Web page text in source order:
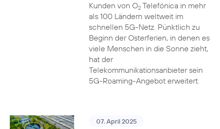
Kunden von O2Telefónica in mehr
als 100 Ländern weltweit im
schnellen 5G-Netz. Pünktlich zu
Beginn der Osterferien, in denen es
viele Menschen in die Sonne zieht,
hat der
Telekommunikationsanbieter sein
5G-Roaming-Angebot erweitert.
07. April 2025